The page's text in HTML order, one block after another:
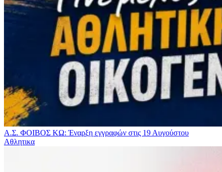
Α.Σ. ΦΟΙΒΟΣ ΚΩ: Έναρξη εγγραφών στις 19 Αυγούστου
Αθλητικα